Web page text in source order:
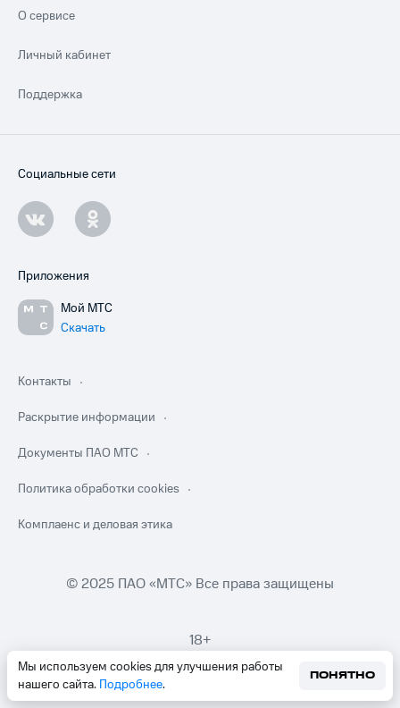
Мы используем cookies для улучшения работы
нашего сайта. Подробнее.
ПОНЯТНО
О сервисе
Личный кабинет
Поддержка
Социальные сети
Приложения
Мой МТС
Скачать
Контакты
Раскрытие информации
Документы ПАО МТС
Политика обработки cookies
Комплаенс и деловая этика
© 2025 ПАО «МТС» Все права защищены
18+